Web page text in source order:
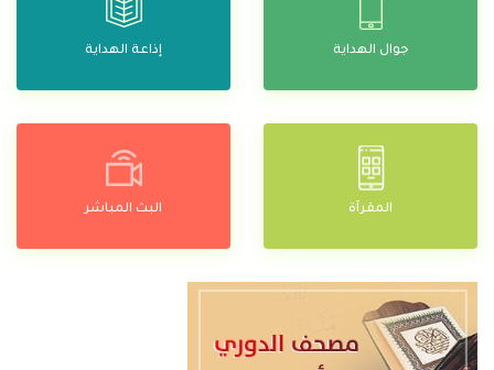
جوال الهداية إذاعة الهداية
المقرآة البث المباشر